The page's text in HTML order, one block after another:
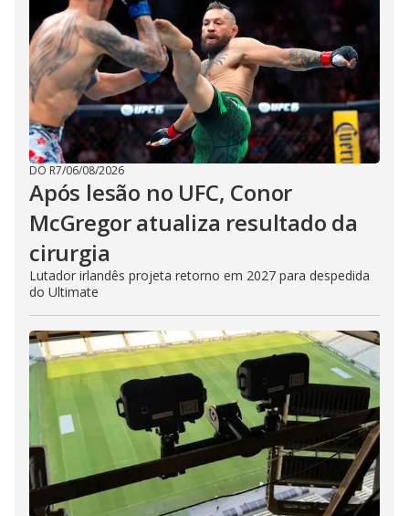
DO R7/06/08/2026
Após lesão no UFC, Conor
McGregor atualiza resultado da
cirurgia
Lutador irlandês projeta retorno em 2027 para despedida
do Ultimate